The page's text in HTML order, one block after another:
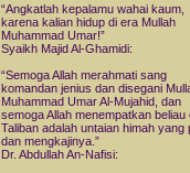
“Angkatlah kepalamu wahai kaum,
karena kalian hidup di era Mullah
Muhammad Umar!”
Syaikh Majid Al-Ghamidi:
“Semoga Allah merahmati sang
komandan jenius dan disegani
Muhammad Umar Al-Mujahid, dan
semoga Allah menempatkan
Taliban adalah untaian himah
dan mengkajinya.”
Dr. Abdullah An-Nafisi: